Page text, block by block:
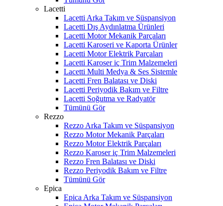
Lacetti
Lacetti Arka Takım ve Süspansiyon
Lacetti Dış Aydınlatma Ürünleri
Lacetti Motor Mekanik Parçaları
Lacetti Karoseri ve Kaporta Ürünler
Lacetti Motor Elektrik Parçaları
Lacetti Karoser iç Trim Malzemeleri
Lacetti Multi Medya & Ses Sistemle
Lacetti Fren Balatası ve Diski
Lacetti Periyodik Bakım ve Filtre
Lacetti Soğutma ve Radyatör
Tümünü Gör
Rezzo
Rezzo Arka Takım ve Süspansiyon
Rezzo Motor Mekanik Parçaları
Rezzo Motor Elektrik Parçaları
Rezzo Karoser iç Trim Malzemeleri
Rezzo Fren Balatası ve Diski
Rezzo Periyodik Bakım ve Filtre
Tümünü Gör
Epica
Epica Arka Takım ve Süspansiyon